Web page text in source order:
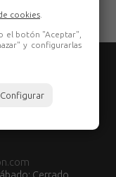
cookies
el botón "Aceptar",
y configurarlas
Configurar